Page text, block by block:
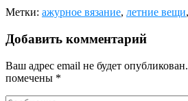
Метки: ажурное вязание, летние вещи,
Добавить комментарий
Ваш адрес email не будет опубликован.
помечены *